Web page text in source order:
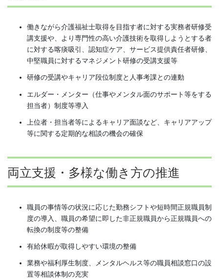
働きながら介護福祉士取得を目指す者に対する実務者研修受
講支援や、より専門性の高い介護技術を取得しようとする者
に対する喀痰吸引、認知症ケア、サービス提供責任者研修、
中堅職員に対するマネジメント研修の受講支援等
研修の受講やキャリア段位制度と人事考課との連動
エルダー・メンター（仕事やメンタル面のサポート等をする
担当者）制度等導入
上位者・担当者等によるキャリア面談など、キャリアアップ
等に関する定期的な相談の機会の確保
両立支援・多様な働き方の推進
職員の事情等の状況に応じた勤務シフトや短時間正規職員制
度の導入、職員の希望に即した非正規職員から正規職員への
転換の制度等の整備
有給休暇が取得しやすい環境の整備
業務や福利厚生制度、メンタルヘルス等の職員相談窓口の設
置等相談体制の充実